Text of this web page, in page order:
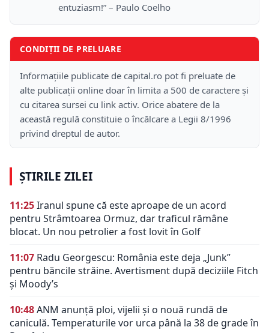
entuziasm!” – Paulo Coelho
CONDIȚII DE PRELUARE
Informațiile publicate de capital.ro pot fi preluate de
alte publicații online doar în limita a 500 de caractere și
cu citarea sursei cu link activ. Orice abatere de la
această regulă constituie o încălcare a Legii 8/1996
privind dreptul de autor.
ȘTIRILE ZILEI
11:25Iranul spune că este aproape de un acord
pentru Strâmtoarea Ormuz, dar traficul rămâne
blocat. Un nou petrolier a fost lovit în Golf
11:07 Radu Georgescu: România este deja „Junk”
pentru băncile străine. Avertisment după deciziile Fitch
și Moody’s
10:48ANM anunță ploi, vijelii și o nouă rundă de
caniculă. Temperaturile vor urca până la 38 de grade în